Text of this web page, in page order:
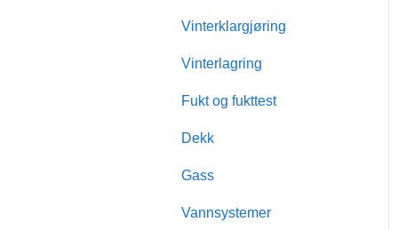
Bompenger for bobil
Bobilmerker
Hvordan velge bobil
Innbytte
Finansiering
Campingvogn for
campingvogn
Innbytte
Vinterklargjøring
Vinterlagring
Fukt og fukttest
Dekk
Gass
Vannsystemer